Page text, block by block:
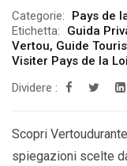
Categorie: Pays de
Etichetta:
Guida
Vertou, Guide
Visiter Pays de la
Dividere :
Scopri
spiegazioni scelte